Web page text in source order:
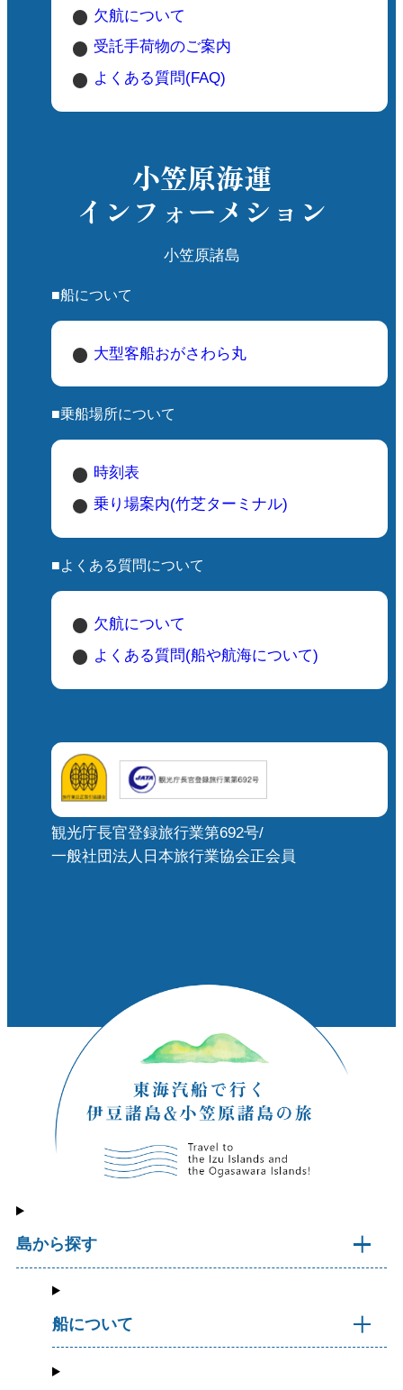
欠航について
受託手荷物のご案内
よくある質問(FAQ)
小笠原海運
インフォーメション
小笠原諸島
■船について
大型客船おがさわら丸
■乗船場所について
時刻表
乗り場案内(竹芝ターミナル)
■よくある質問について
欠航について
よくある質問(船や航海について)
観光庁長官登録旅行業第692号/
一般社団法人日本旅行業協会正会員
島から探す
船について